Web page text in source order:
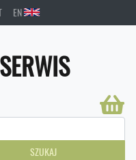
EN
SZUKAJ